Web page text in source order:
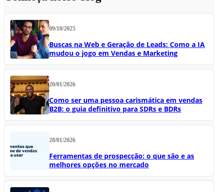
09/10/2025
Buscas na Web e Geração de Leads: Como a IA
mudou o jogo em Vendas e Marketing
20/01/2026
Como ser uma pessoa carismática em vendas
B2B: o guia definitivo para SDRs e BDRs
28/01/2026
Ferramentas de prospecção: o que são e as
melhores opções no mercado